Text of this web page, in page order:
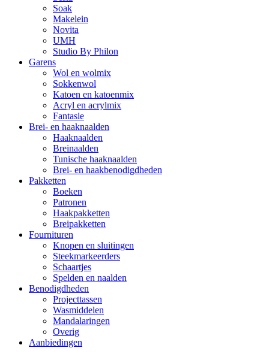
Soak
Makelein
Novita
UMH
Studio By Philon
Garens
Wol en wolmix
Sokkenwol
Katoen en katoenmix
Acryl en acrylmix
Fantasie
Brei- en haaknaalden
Haaknaalden
Breinaalden
Tunische haaknaalden
Brei- en haakbenodigdheden
Pakketten
Boeken
Patronen
Haakpakketten
Breipakketten
Fournituren
Knopen en sluitingen
Steekmarkeerders
Schaartjes
Spelden en naalden
Benodigdheden
Projecttassen
Wasmiddelen
Mandalaringen
Overig
Aanbiedingen